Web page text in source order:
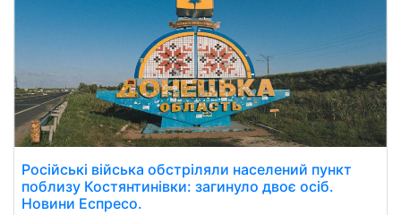
Російські війська обстріляли населений пункт
поблизу Костянтинівки: загинуло двоє осіб.
Новини Еспресо.